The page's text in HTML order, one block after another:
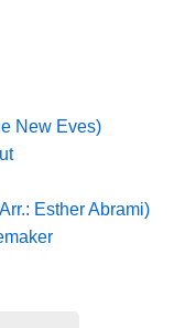
New Eves)
Esther Abrami)